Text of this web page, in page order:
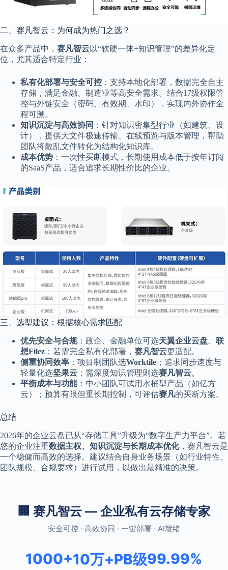
二、赛凡智云：为何成为热门之选？
在众多产品中， 赛凡智云以“软硬一体+知识管理”的差异化定
位，尤其适合特定行业：
私有化部署与安全可控 ：支持本地化部署，数据完全自主
存储，满足金融、制造业等高安全需求。结合17级权限管
控与外链安全（密码、有效期、水印），实现内外协作全
程可溯。
知识沉淀与高效协同 ：针对知识密集型行业（如建筑、设
计），提供大文件极速传输、在线预览与版本管理，帮助
团队将散乱文件转化为结构化知识库。
成本优势 ：一次性买断模式，长期使用成本低于按年订阅
的SaaS产品，适合追求长期性价比的企业。
三、选型建议：根据核心需求匹配
优先安全与合规：政企、金融单位可选天翼企业云盘
联
想Filez ；若需完全私有化部署， 赛凡智云更适配。
侧重协同效率 ：项目制团队选Worktile ；追求同步速度与
轻量化选坚果云 ；需深度知识管理则选赛凡智云。
平衡成本与功能：中小团队可试用水桶型产品（如亿方
云）；预算有限但重长期控制，可评估赛凡的买断方案。
总结
2026年的企业云盘已从“存储工具”升级为“数字生产力平台”。若
您的企业注重数据主权、知识沉淀与长期成本优化，赛凡智云是
一个稳健而高效的选择。建议结合自身业务场景（如行业特性、
团队规模、合规要求）进行试用，以做出最精准的决策。
🏢 赛凡智云 — 企业私有云存储专家
安全可控 · 高效协同 · 一键部署 · AI就绪
1000+10万+PB级99.99%